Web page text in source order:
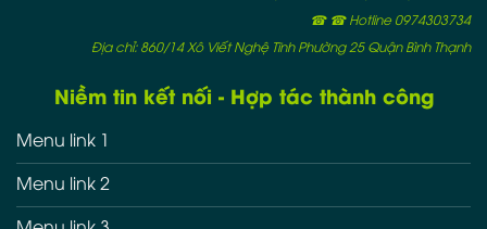
☎ ☎ Hotline 0974303734
Địa chỉ: 860/14 Xô Viết Nghệ Tĩnh Phường 25 Quận Bình Thạnh
Niềm tin kết nối - Hợp tác thành công
Menu link 1
Menu link 2